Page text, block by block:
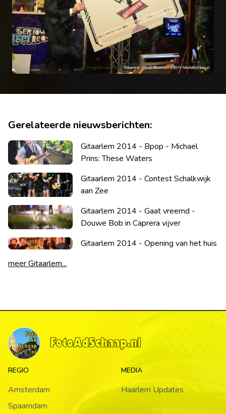
Gerelateerde nieuwsberichten:
Gitaarlem 2014 - Bpop - Michael
Prins: These Waters
Gitaarlem 2014 - Contest Schalkwijk
aan Zee
Gitaarlem 2014 - Gaat vreemd -
Douwe Bob in Caprera vijver
Gitaarlem 2014 - Opening van het huis
meer Gitaarlem...
REGIO
Amsterdam
Spaarndam
MEDIA
Haarlem Updates